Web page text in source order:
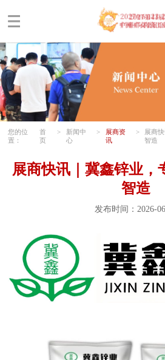
您的位
置：
首
页
>
新闻中
心
>
展商资
讯
>
展商
智造
展商快讯｜冀鑫锌业，
智造
发布时间：2026-